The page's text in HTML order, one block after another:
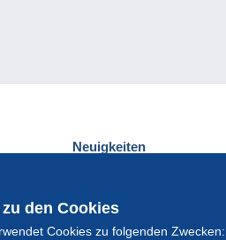
den Cookies
Cookies zu folgenden
Neuigkeiten